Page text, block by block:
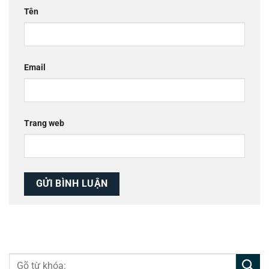
Tên
Email
Trang web